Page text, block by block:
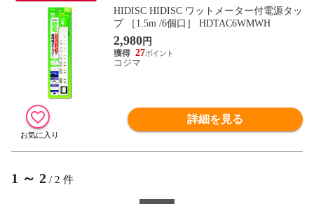
HIDISC HIDISC ワットメーター付電源タッ
プ ［1.5m /6個口］ HDTAC6WMWH
2,980円
27
コジマ
詳細を見る
1 ～ 2 / 2 件